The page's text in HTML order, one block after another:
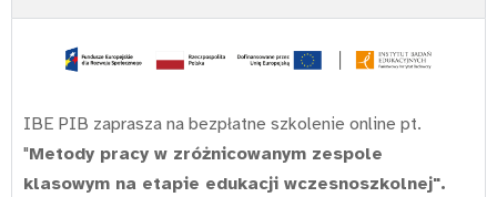
IBE PIB zaprasza na bezpłatne szkolenie online pt.
"Metody pracy w zróżnicowanym zespole
klasowym na etapie edukacji wczesnoszkolnej".